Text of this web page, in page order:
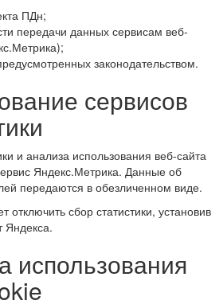
ПДн;
передачи данных сервисам веб-
законодательством.
сервисов
и анализа использования веб-сайта
Яндекс.Метрика. Данные об
передаются в обезличенном виде.
отключить сбор статистики, установив
Яндекса.
использования